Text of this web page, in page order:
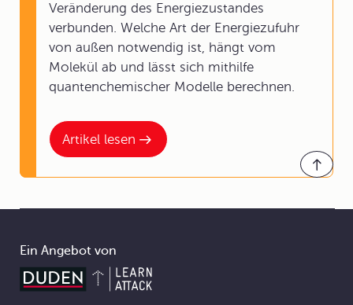
Artikel lesen
Veränderung des Energiezustandes
verbunden. Welche Art der Energiezufuhr
von außen notwendig ist, hängt vom
Molekül ab und lässt sich mithilfe
quantenchemischer Modelle berechnen.
Ein Angebot von